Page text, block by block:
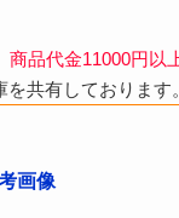
商品代金11000円以
共有しております
画像